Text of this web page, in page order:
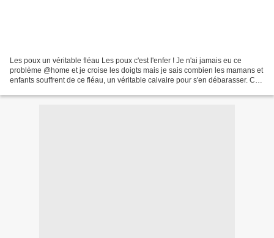
Les poux un véritable fléau Les poux c'est l'enfer ! Je n'ai jamais eu ce
problème @home et je croise les doigts mais je sais combien les mamans et
enfants souffrent de ce fléau, un véritable calvaire pour s'en débarasser. Ces